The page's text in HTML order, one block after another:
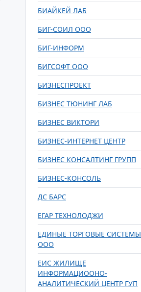
БИАЙКЕЙ ЛАБ
БИГ-СОИЛ ООО
БИГ-ИНФОРМ
БИГСОФТ ООО
БИЗНЕСПРОЕКТ
БИЗНЕС ТЮНИНГ ЛАБ
БИЗНЕС ВИКТОРИ
БИЗНЕС-ИНТЕРНЕТ ЦЕНТР
БИЗНЕС КОНСАЛТИНГ ГРУПП
БИЗНЕС-КОНСОЛЬ
ДС БАРС
ЕГАР ТЕХНОЛОДЖИ
ЕДИНЫЕ ТОРГОВЫЕ СИСТЕМЫ
ООО
ЕИС ЖИЛИЩЕ
ИНФОРМАЦИООНО-
АНАЛИТИЧЕСКИЙ ЦЕНТР ГУП